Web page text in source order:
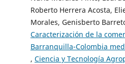
Roberto Herrera Acosta,
Morales, Genisberto
Caracterización de la
Barranquilla-Colombia
, Ciencia y Tecnología